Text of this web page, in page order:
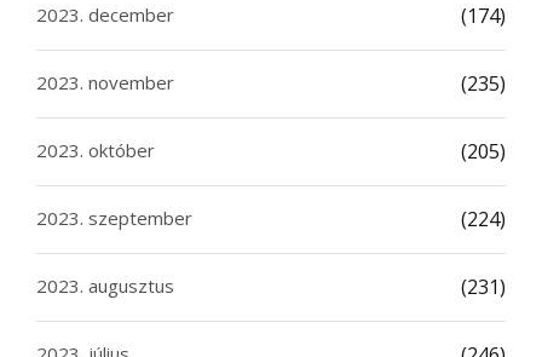
2023. december (174)
2023. november (235)
2023. október (205)
2023. szeptember (224)
2023. augusztus (231)